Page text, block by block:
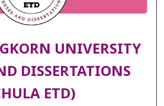
UNIVERSITY
DISSERTATIONS
ETD)